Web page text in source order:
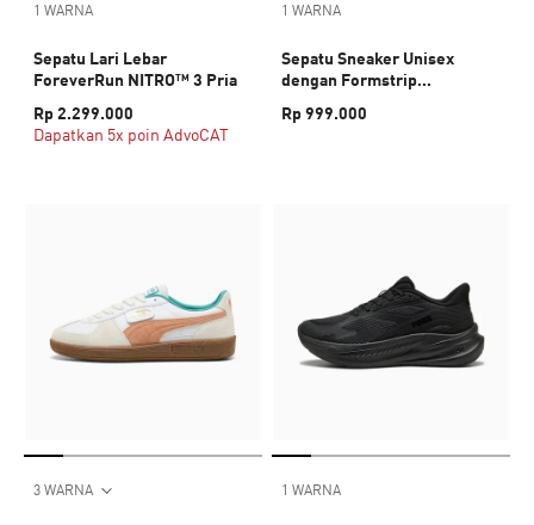
1 WARNA
Sepatu Lari Lebar
ForeverRun NITRO™ 3 Pria
Rp 2.299.000
Dapatkan 5x poin AdvoCAT
1 WARNA
Sepatu Sneaker Unisex
dengan Formstrip
Rp 999.000
3 WARNA 1 WARNA